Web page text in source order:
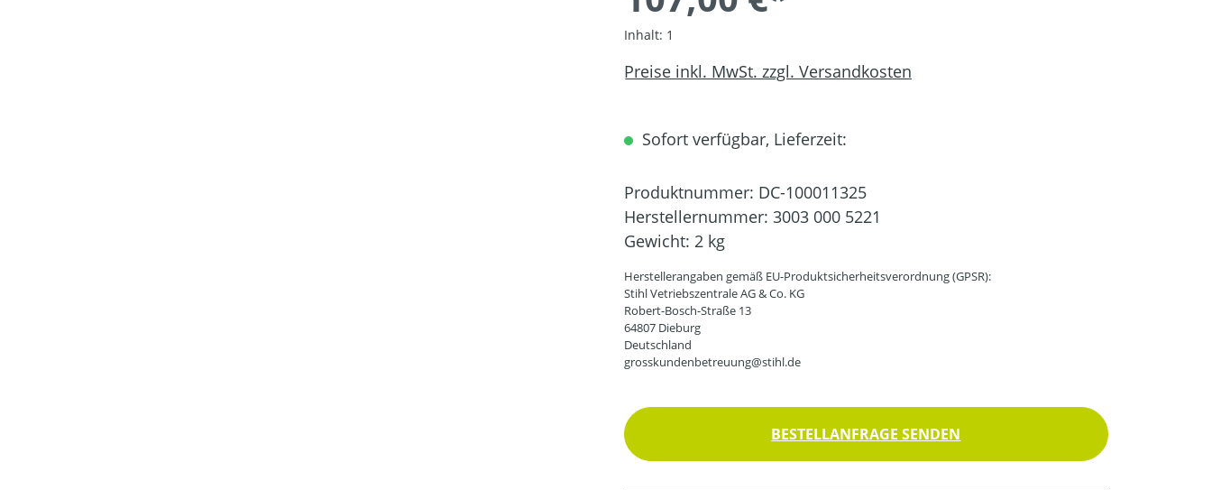
Inhalt: 1
Preise inkl. MwSt. zzgl. Versandkosten
Sofort verfügbar, Lieferzeit:
Produktnummer: DC-100011325
Herstellernummer: 3003 000 5221
Gewicht: 2 kg
Herstellerangaben gemäß EU-Produktsicherheitsverordnung (GPSR):
Stihl Vetriebszentrale AG & Co. KG
Robert-Bosch-Straße 13
64807 Dieburg
Deutschland
grosskundenbetreuung@stihl.de
BESTELLANFRAGE SENDEN